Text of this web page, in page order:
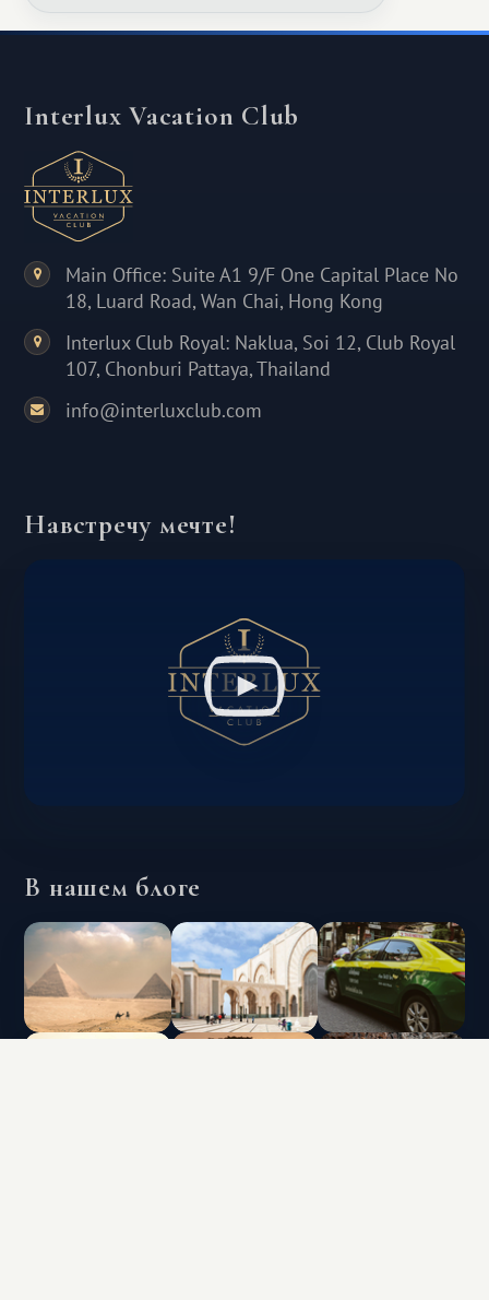
Interlux Vacation Club
Main Office: Suite A1 9/F One Capital Place No
18, Luard Road, Wan Chai, Hong Kong
Interlux Club Royal: Naklua, Soi 12, Club Royal
107, Chonburi Pattaya, Thailand
info@interluxclub.com
Навстречу мечте!
В нашем блоге